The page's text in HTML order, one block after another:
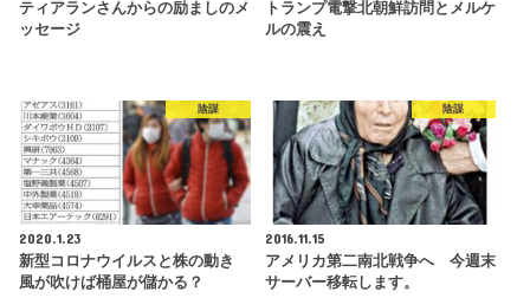
ティアランさんからの励ましのメ
ッセージ
トランプ電撃北朝鮮訪問とメルケ
ルの震え
陰謀
2020.1.23
新型コロナウイルスと株の動き
風が吹けば桶屋が儲かる？
陰謀
2016.11.15
アメリカ第二南北戦争へ 今週末
サーバー移転します。